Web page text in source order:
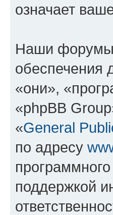
означает
Наши форумы
обеспечения
«они»,
«phpBB
«General
по адресу
поддержкой